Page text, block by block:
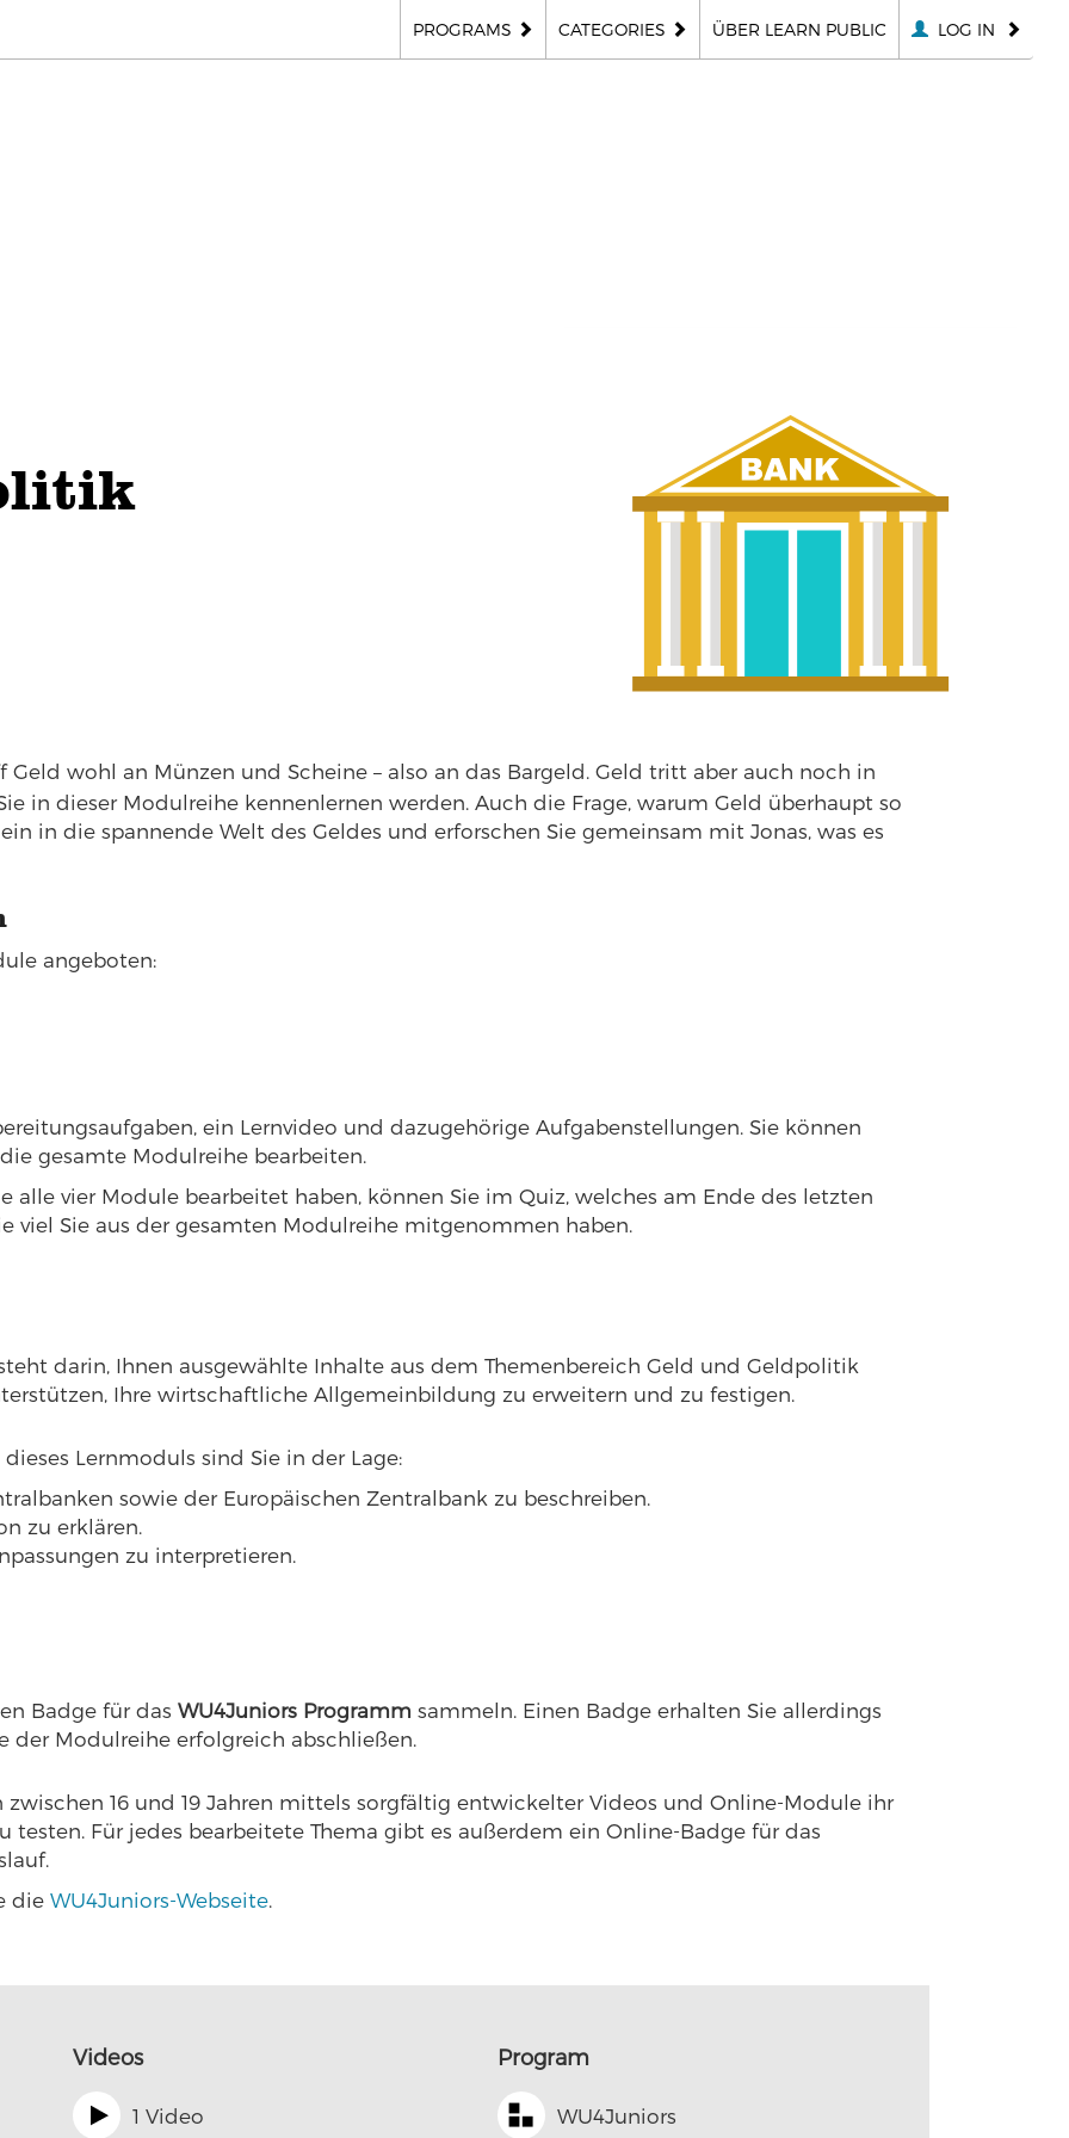
PROGRAMS CATEGORIES ÜBER LEARN PUBLIC LOG IN
wohl an Münzen und Scheine – also an das Bargeld. Geld tritt aber auch noch in
in dieser Modulreihe kennenlernen werden. Auch die Frage, warum Geld überhaupt so
in die spannende Welt des Geldes und erforschen Sie gemeinsam mit Jonas, was es
angeboten:
ein Lernvideo und dazugehörige Aufgabenstellungen. Sie können
gesamte Modulreihe bearbeiten.
alle vier Module bearbeitet haben, können Sie im Quiz, welches am Ende des letzten
viel Sie aus der gesamten Modulreihe mitgenommen haben.
darin, Ihnen ausgewählte Inhalte aus dem Themenbereich Geld und Geldpolitik
Ihre wirtschaftliche Allgemeinbildung zu erweitern und zu festigen.
Lernmoduls sind Sie in der Lage:
sowie der Europäischen Zentralbank zu beschreiben.
zu erklären.
zu interpretieren.
Badge für das WU4Juniors Programm sammeln. Einen Badge erhalten Sie allerdings
der Modulreihe erfolgreich abschließen.
16 und 19 Jahren mittels sorgfältig entwickelter Videos und Online-Module ihr
testen. Für jedes bearbeitete Thema gibt es außerdem ein Online-Badge für das
die WU4Juniors-Webseite.
Videos
1 Video
Program
WU4Juniors